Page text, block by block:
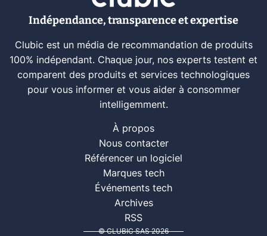
Indépendance, transparence et expertise
Clubic est un média de recommandation de produits
100% indépendant. Chaque jour, nos experts testent et
comparent des produits et services technologiques
pour vous informer et vous aider à consommer
intelligemment.
À propos
Nous contacter
Référencer un logiciel
Marques tech
Événements tech
Archives
RSS
© CLUBIC SAS 2026